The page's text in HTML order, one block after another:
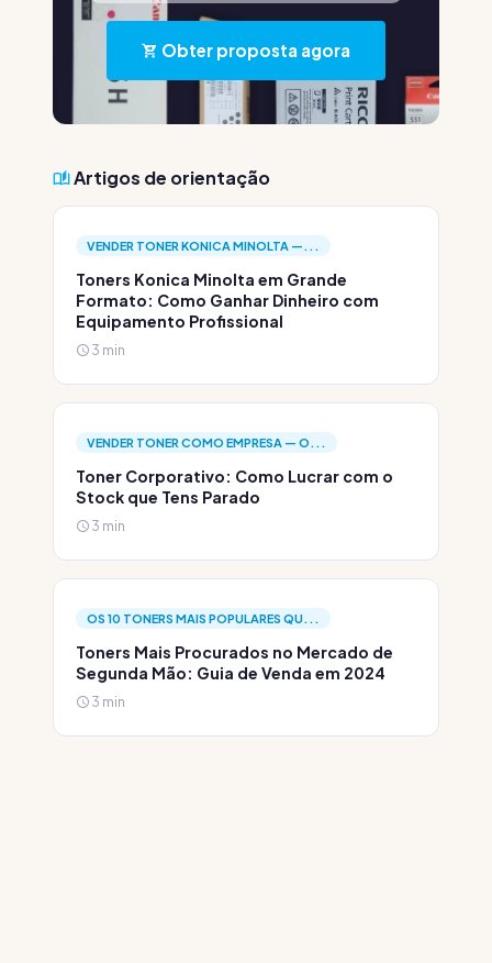
Obter proposta agora
Artigos de orientação
VENDER TONER KONICA MINOLTA —...
Toners Konica Minolta em Grande
Formato: Como Ganhar Dinheiro com
Equipamento Profissional
3 min
VENDER TONER COMO EMPRESA — O...
Toner Corporativo: Como Lucrar com o
Stock que Tens Parado
3 min
OS 10 TONERS MAIS POPULARES QU...
Toners Mais Procurados no Mercado de
Segunda Mão: Guia de Venda em 2024
3 min